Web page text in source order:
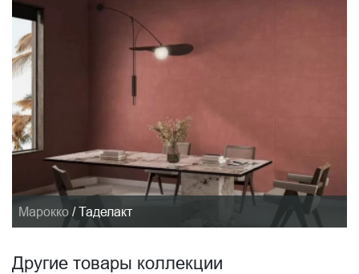
Марокко / Таделакт
Другие товары коллекции